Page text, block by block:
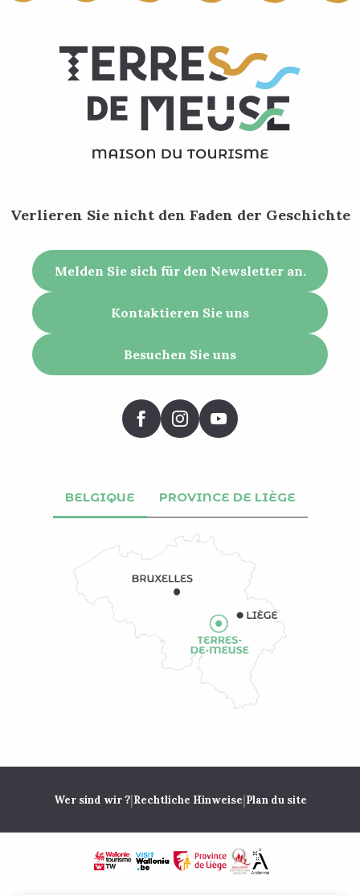
Verlieren Sie nicht den Faden der Geschichte
Melden Sie sich für den Newsletter an.
Kontaktieren Sie uns
Besuchen Sie uns
BELGIQUE PROVINCE DE LIÈGE
Wer sind wir ?|Rechtliche Hinweise|Plan du site